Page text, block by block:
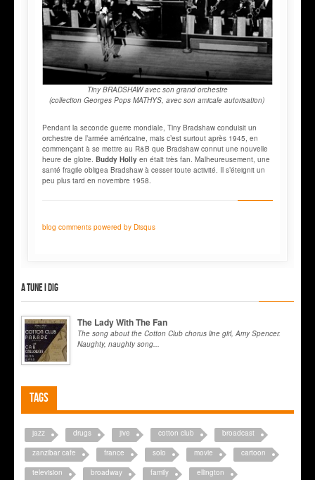
Tiny BRADSHAW avec son grand orchestre
(collection Georges Pops MATHYS, avec son amicale autorisation)
Pendant la seconde guerre mondiale, Tiny Bradshaw conduisit un
orchestre de l’armée américaine, mais c’est surtout après 1945, en
commençant à se mettre au R&B que Bradshaw connut une nouvelle
heure de gloire. Buddy Holly en était très fan. Malheureusement, une
santé fragile obligea Bradshaw à cesser toute activité. Il s’éteignit un
peu plus tard en novembre 1958.
blog comments powered by Disqus
A tune I dig
The Lady With The Fan
The song about the Cotton Club chorus line girl, Amy Spencer.
Naughty, naughty song...
Tags
jazz drugs jive cotton club
broadcast
zanzibar cafe
france solo movie
cartoon
television
broadway family
ellington